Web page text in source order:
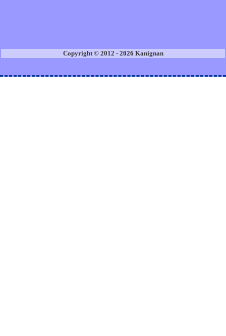
Copyright © 2012 - 2026 Kanignan